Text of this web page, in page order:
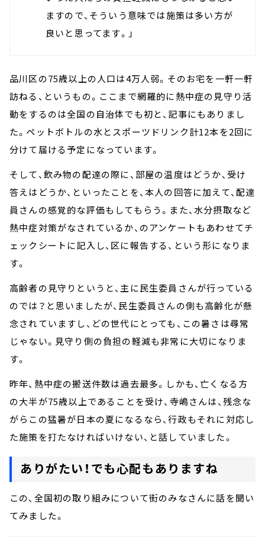
ますので、そういう意味では施策は多い方が
良いと思ってます。」
品川区の75歳以上の人口は4万人弱。そのお宅を一軒一軒
訪ねる、というもの。ここまで網羅的に熱中症の見守り活
動をするのは全国の自治体でも初と、記事にもありまし
た。ペットボトルの水とスポーツドリンク計12本を2回に
分けて届ける予定になっています。
そして、飲み物の配達の際に、部屋の温度はどうか、受け
答えはどうか、といったことを、本人の回答に加えて、配達
員さんの感覚的な評価もしてもらう。また、水分摂取など
熱中症対策がなされているか、のアンケートもあわせてチ
ェックシートに記入し、区に報告する、という形になりま
す。
高齢者の見守りというと、主に民生委員さんが行っている
のでは？と思いましたが、民生委員さんの側も高齢化が懸
念されていますし、どの世代にとっても、この暑さは尋常
じゃない。見守り側の負担の軽減も非常に大切になりま
す。
昨年、熱中症の搬送件数は過去最多。しかも、亡くなる方
の大半が75歳以上であることを受け、寺嶋さんは、残念な
がらこの猛暑が日本の夏になるなら、行政もそれに対応し
た施策を打たなければいけない、と話していました。
ありがたい！でも心配もありますね
この、全国初の取り組みについて街のみなさんに話を聞い
てみました。